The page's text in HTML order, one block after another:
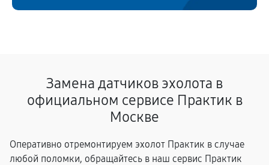
Замена датчиков эхолота в
официальном сервисе Практик в
Москве
Оперативно отремонтируем эхолот Практик в случае
любой поломки, обращайтесь в наш сервис Практик